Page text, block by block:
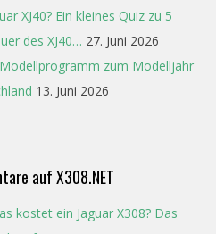
XJ40? Ein kleines Quiz zu 5
des XJ40… 27. Juni 2026
zum Modelljahr
13. Juni 2026
auf X308.NET
kostet ein Jaguar X308? Das